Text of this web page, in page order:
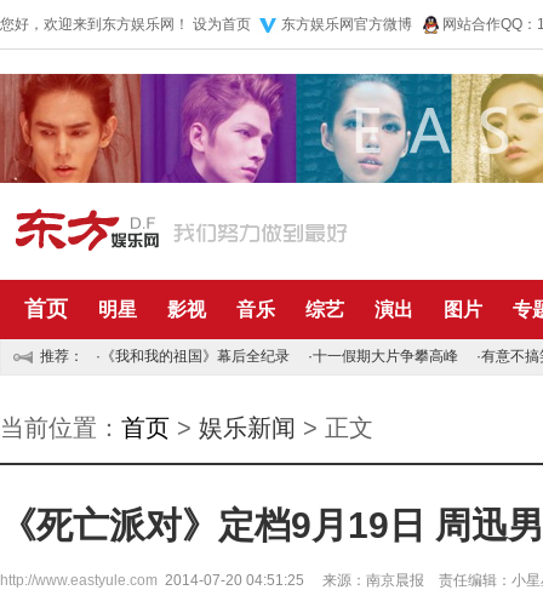
您好，欢迎来到东方娱乐网！ 设为首页 东方娱乐网官方微博 网站合作QQ
首页 明星 影视 音乐 综艺 演出 图片 专
推荐： · 《我和我的祖国》幕后全纪录 ·十一假期大片争攀高峰 ·有意不搞
当前位置： 首页 > 娱乐新闻 > 正文
《死亡派对》定档9月19日 周迅
http://www.eastyule.com 2014-07-20 04:51:25 来源：南京晨报 责任编辑：小星